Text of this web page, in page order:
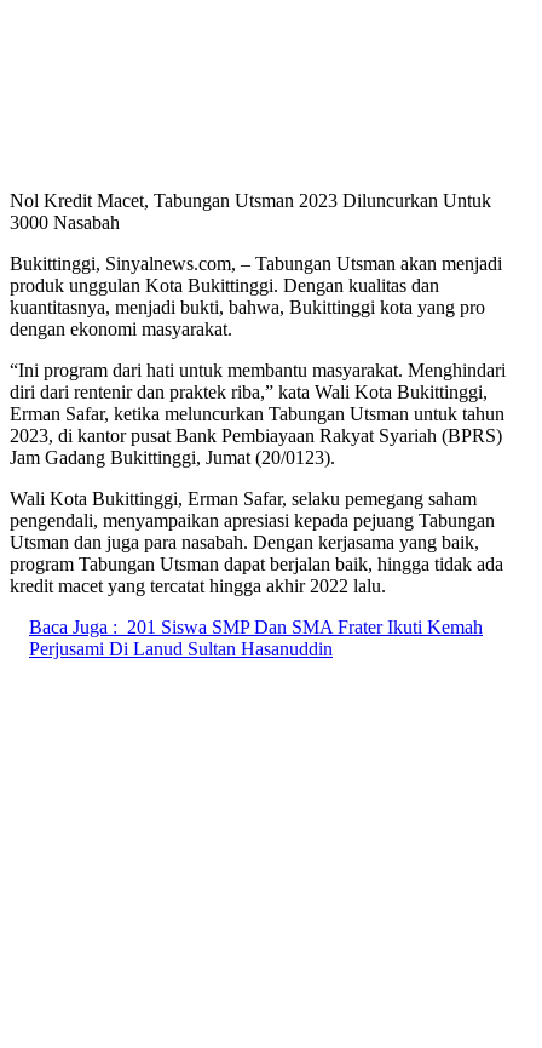
Nol Kredit Macet, Tabungan Utsman 2023 Diluncurkan Untuk
3000 Nasabah
Bukittinggi, Sinyalnews.com, – Tabungan Utsman akan menjadi
produk unggulan Kota Bukittinggi. Dengan kualitas dan
kuantitasnya, menjadi bukti, bahwa, Bukittinggi kota yang pro
dengan ekonomi masyarakat.
“Ini program dari hati untuk membantu masyarakat. Menghindari
diri dari rentenir dan praktek riba,” kata Wali Kota Bukittinggi,
Erman Safar, ketika meluncurkan Tabungan Utsman untuk tahun
2023, di kantor pusat Bank Pembiayaan Rakyat Syariah (BPRS)
Jam Gadang Bukittinggi, Jumat (20/0123).
Wali Kota Bukittinggi, Erman Safar, selaku pemegang saham
pengendali, menyampaikan apresiasi kepada pejuang Tabungan
Utsman dan juga para nasabah. Dengan kerjasama yang baik,
program Tabungan Utsman dapat berjalan baik, hingga tidak ada
kredit macet yang tercatat hingga akhir 2022 lalu.
Baca Juga : 201 Siswa SMP Dan SMA Frater Ikuti Kemah
Perjusami Di Lanud Sultan Hasanuddin